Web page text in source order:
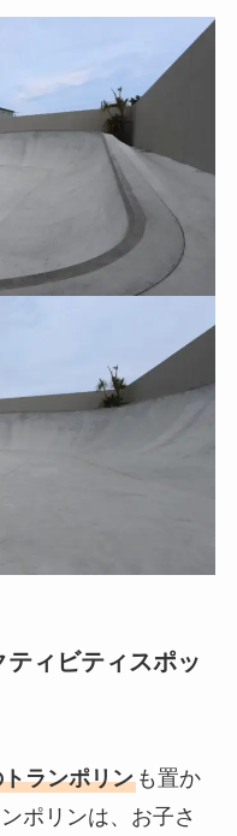
ィビティスポッ
ランポリンも置か
ポリンは、お子さ